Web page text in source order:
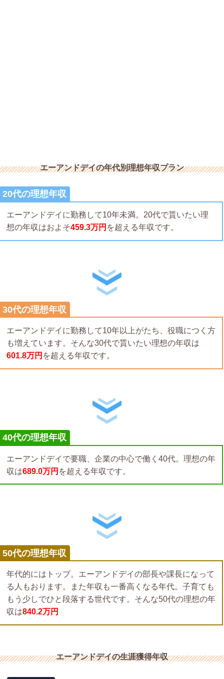
エーアンドデイの年代別理想年収プラン
20代の理想年収
エーアンドデイに勤務して10年未満。20代で貰いたい理
想の年収はおよそ459.3万円 を超える年収です。
30代の理想年収
エーアンドデイに勤務して10年以上がたち、役職につく方
も増えています。そんな30代で貰いたい理想の年収は
601.8万円 を超える年収です。
40代の理想年収
エーアンドデイで要職、企業の中心で働く40代。理想の年
収は689.0万円 を超える年収です。
50代の理想年収
年代的にはトップ。エーアンドデイの部長や課長になって
る人もおります。また年収も一番高くなる年代。子育ても
もう少しでひと段落する世代です。そんな50代の理想の年
収は840.2万円
エーアンドデイの生涯獲得年収